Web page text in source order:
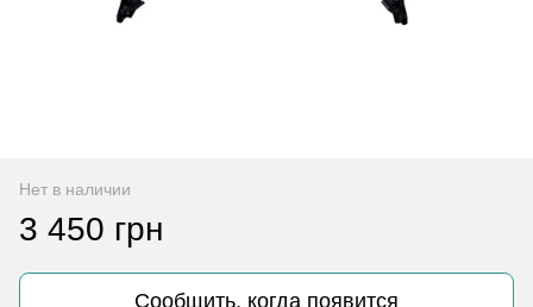
Нет в наличии
3 450 грн
Сообщить, когда появится